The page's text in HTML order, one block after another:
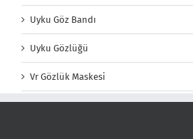
Uyku Göz Bandı
Uyku Gözlüğü
Vr Gözlük Maskesi